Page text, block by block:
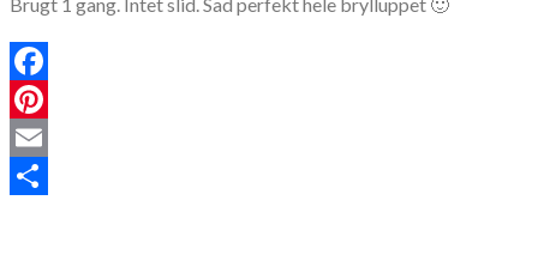
Brugt 1 gang. Intet slid. Sad perfekt hele brylluppet 🙂
Facebook
Pinterest
Email